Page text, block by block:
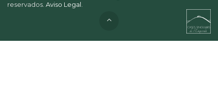
reservados. Aviso Legal